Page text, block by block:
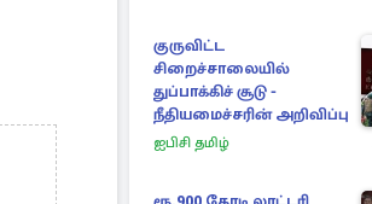
குருவிட்ட
சிறைச்சாலையில்
துப்பாக்கிச் சூடு -
நீதியமைச்சரின் அறிவிப்பு
ஐபிசி தமிழ்